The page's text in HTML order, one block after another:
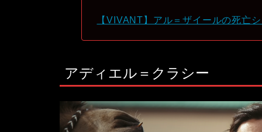
【VIVANT】アル＝ザイールの死亡
アディエル＝クラシー